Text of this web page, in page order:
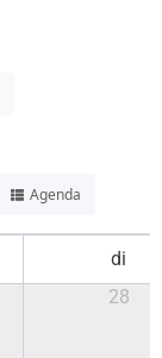
Agenda
di
28